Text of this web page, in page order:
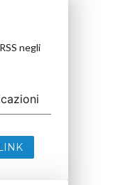
negli